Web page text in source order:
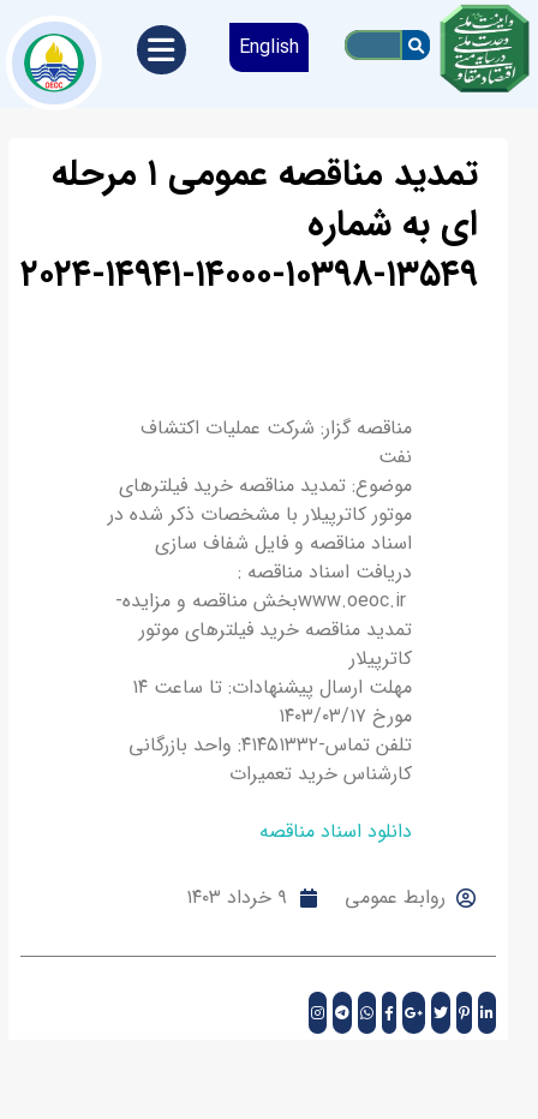
English
تمدید مناقصه عمومی ۱ مرحله
ای به شماره
۱۳۵۴۹-۱۰۳۹۸-۱۴۰۰۰-۱۴۹۴۱-۲۰۲۴
مناقصه گزار: شرکت عملیات اکتشاف
نفت
موضوع: تمدید مناقصه خرید فیلترهای
موتور کاترپیلار با مشخصات ذکر شده در
اسناد مناقصه و فایل شفاف سازی
دریافت اسناد مناقصه :
www.oeoc.irبخش مناقصه و مزایده-
تمدید مناقصه خرید فیلترهای موتور
کاترپیلار
مهلت ارسال پیشنهادات: تا ساعت ۱۴
مورخ ۱۴۰۳/۰۳/۱۷
تلفن تماس-۴۱۴۵۱۳۳۲: واحد بازرگانی
کارشناس خرید تعمیرات
دانلود اسناد مناقصه
روابط عمومی ۹ خرداد ۱۴۰۳